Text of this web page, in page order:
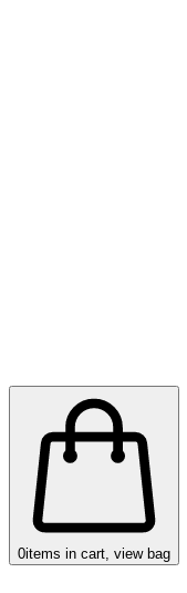
0items in cart, view bag